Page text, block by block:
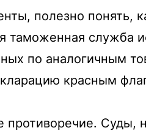
полезно понять,
таможенная служба
по аналогичным
красным
противоречие.